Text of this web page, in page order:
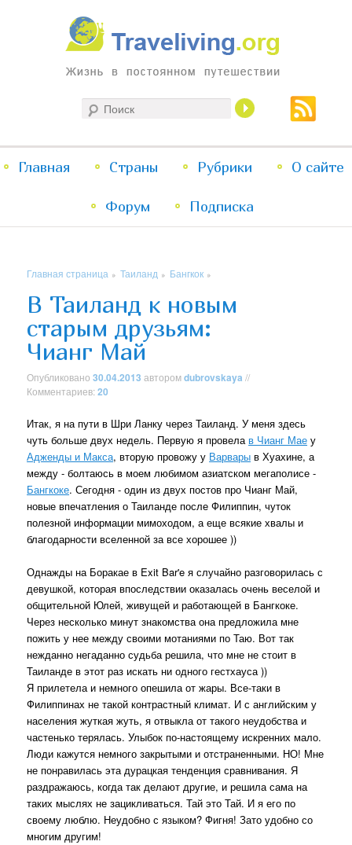
Traveliving
Жизнь в постоянном путешествии
меню
Перейти
к
Перейти
к
Главная Страны Рубрики О сайте
Форум Подписка
Главная страница »Таиланд » Бангкок »
В Таиланд к новым
старым друзьям:
Чианг Май
Опубликовано30.04.2013 авторомdubrovskaya //
Комментариев:20
Итак, я на пути в Шри Ланку через Таиланд. У меня здесь
чуть больше двух недель. Первую я провела в Чианг Мае у
Адженды и Макса, вторую провожу у Варвары в Хуахине, а
между - болтаюсь в моем любимом азиатском мегаполисе -
Бангкоке. Сегодня - один из двух постов про Чианг Май,
новые впечатления о Таиланде после Филиппин, чуток
полезной информации мимоходом, а еще всякие хвалы и
благодарности вселенной за все хорошее ))
Однажды на Боракае в Exit Bar'e я случайно разговорилась с
девушкой, которая впоследствии оказалась очень веселой и
общительной Юлей, живущей и работающей в Бангкоке.
Через несколько минут знакомства она предложила мне
пожить у нее между своими мотаниями по Таю. Вот так
нежданно негаданно судьба решила, что мне не стоит в
Таиланде в этот раз искать ни одного гестхауса ))
Я прилетела и немного опешила от жары. Все-таки в
Филиппинах не такой контрастный климат. И с английским у
населения жуткая жуть, я отвыкла от такого неудобства и
частенько терялась. Улыбок по-настоящему искренних мало.
Люди кажутся немного закрытыми и отстраненными. НО! Мне
не понравилась эта дурацкая тенденция сравнивания. Я
раздражаюсь, когда так делают другие, и решила сама на
таких мыслях не зацикливаться. Тай это Тай. И я его по
своему люблю. Неудобно с языком? Фигня! Зато удобно со
многим другим!